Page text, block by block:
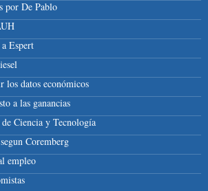
por De Pablo
Espert
los datos económicos
a las ganancias
Ciencia y Tecnología
Coremberg
empleo